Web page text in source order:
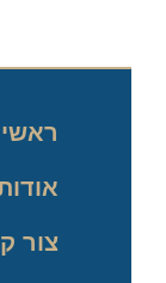
ראשי
אודות
צור קשר